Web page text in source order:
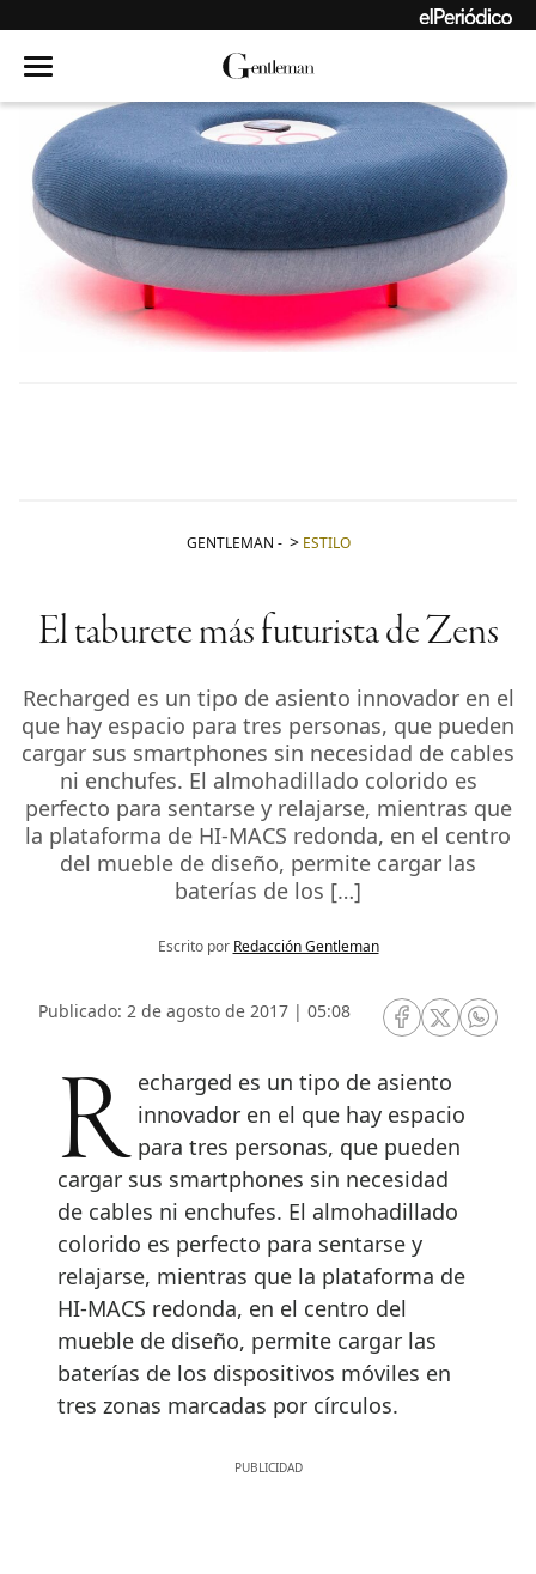
GENTLEMAN - ESTILO
El taburete más futurista de Zens
Recharged es un tipo de asiento innovador en el
que hay espacio para tres personas, que pueden
cargar sus smartphones sin necesidad de cables
ni enchufes. El almohadillado colorido es
perfecto para sentarse y relajarse, mientras que
la plataforma de HI-MACS redonda, en el centro
del mueble de diseño, permite cargar las
baterías de los […]
Escrito por Redacción Gentleman
Publicado: 2 de agosto de 2017 | 05:08
RRSS Facebook
RRSSRRSS
Recharged es un tipo de asiento innovador en el que hay espacio
para tres personas, que pueden
cargar sus smartphones sin necesidad
de cables ni enchufes. El almohadillado
colorido es perfecto para sentarse y
relajarse, mientras que la plataforma de
HI-MACS redonda, en el centro del
mueble de diseño, permite cargar las
baterías de los dispositivos móviles en
tres zonas marcadas por círculos.